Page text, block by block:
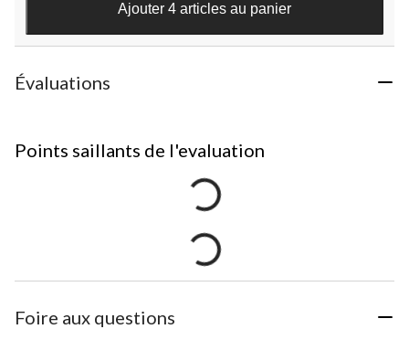
Ajouter 4 articles au panier
Évaluations
Points saillants de l'evaluation
Foire aux questions